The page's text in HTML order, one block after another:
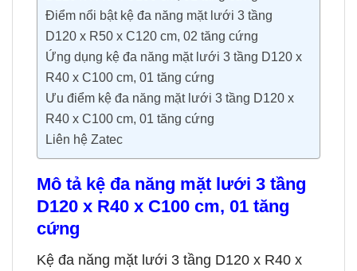
Điểm nổi bật kệ đa năng mặt lưới 3 tầng
D120 x R50 x C120 cm, 02 tăng cứng
Ứng dụng kệ đa năng mặt lưới 3 tầng D120 x
R40 x C100 cm, 01 tăng cứng
Ưu điểm kệ đa năng mặt lưới 3 tầng D120 x
R40 x C100 cm, 01 tăng cứng
Liên hệ Zatec
Mô tả kệ đa năng mặt lưới 3 tầng
D120 x R40 x C100 cm, 01 tăng
cứng
Kệ đa năng mặt lưới 3 tầng D120 x R40 x